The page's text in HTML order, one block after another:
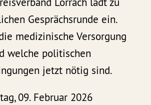
Gesprächsrunde ein.
medizinische Versorgung
welche politischen
jetzt nötig sind.
09. Februar 2026